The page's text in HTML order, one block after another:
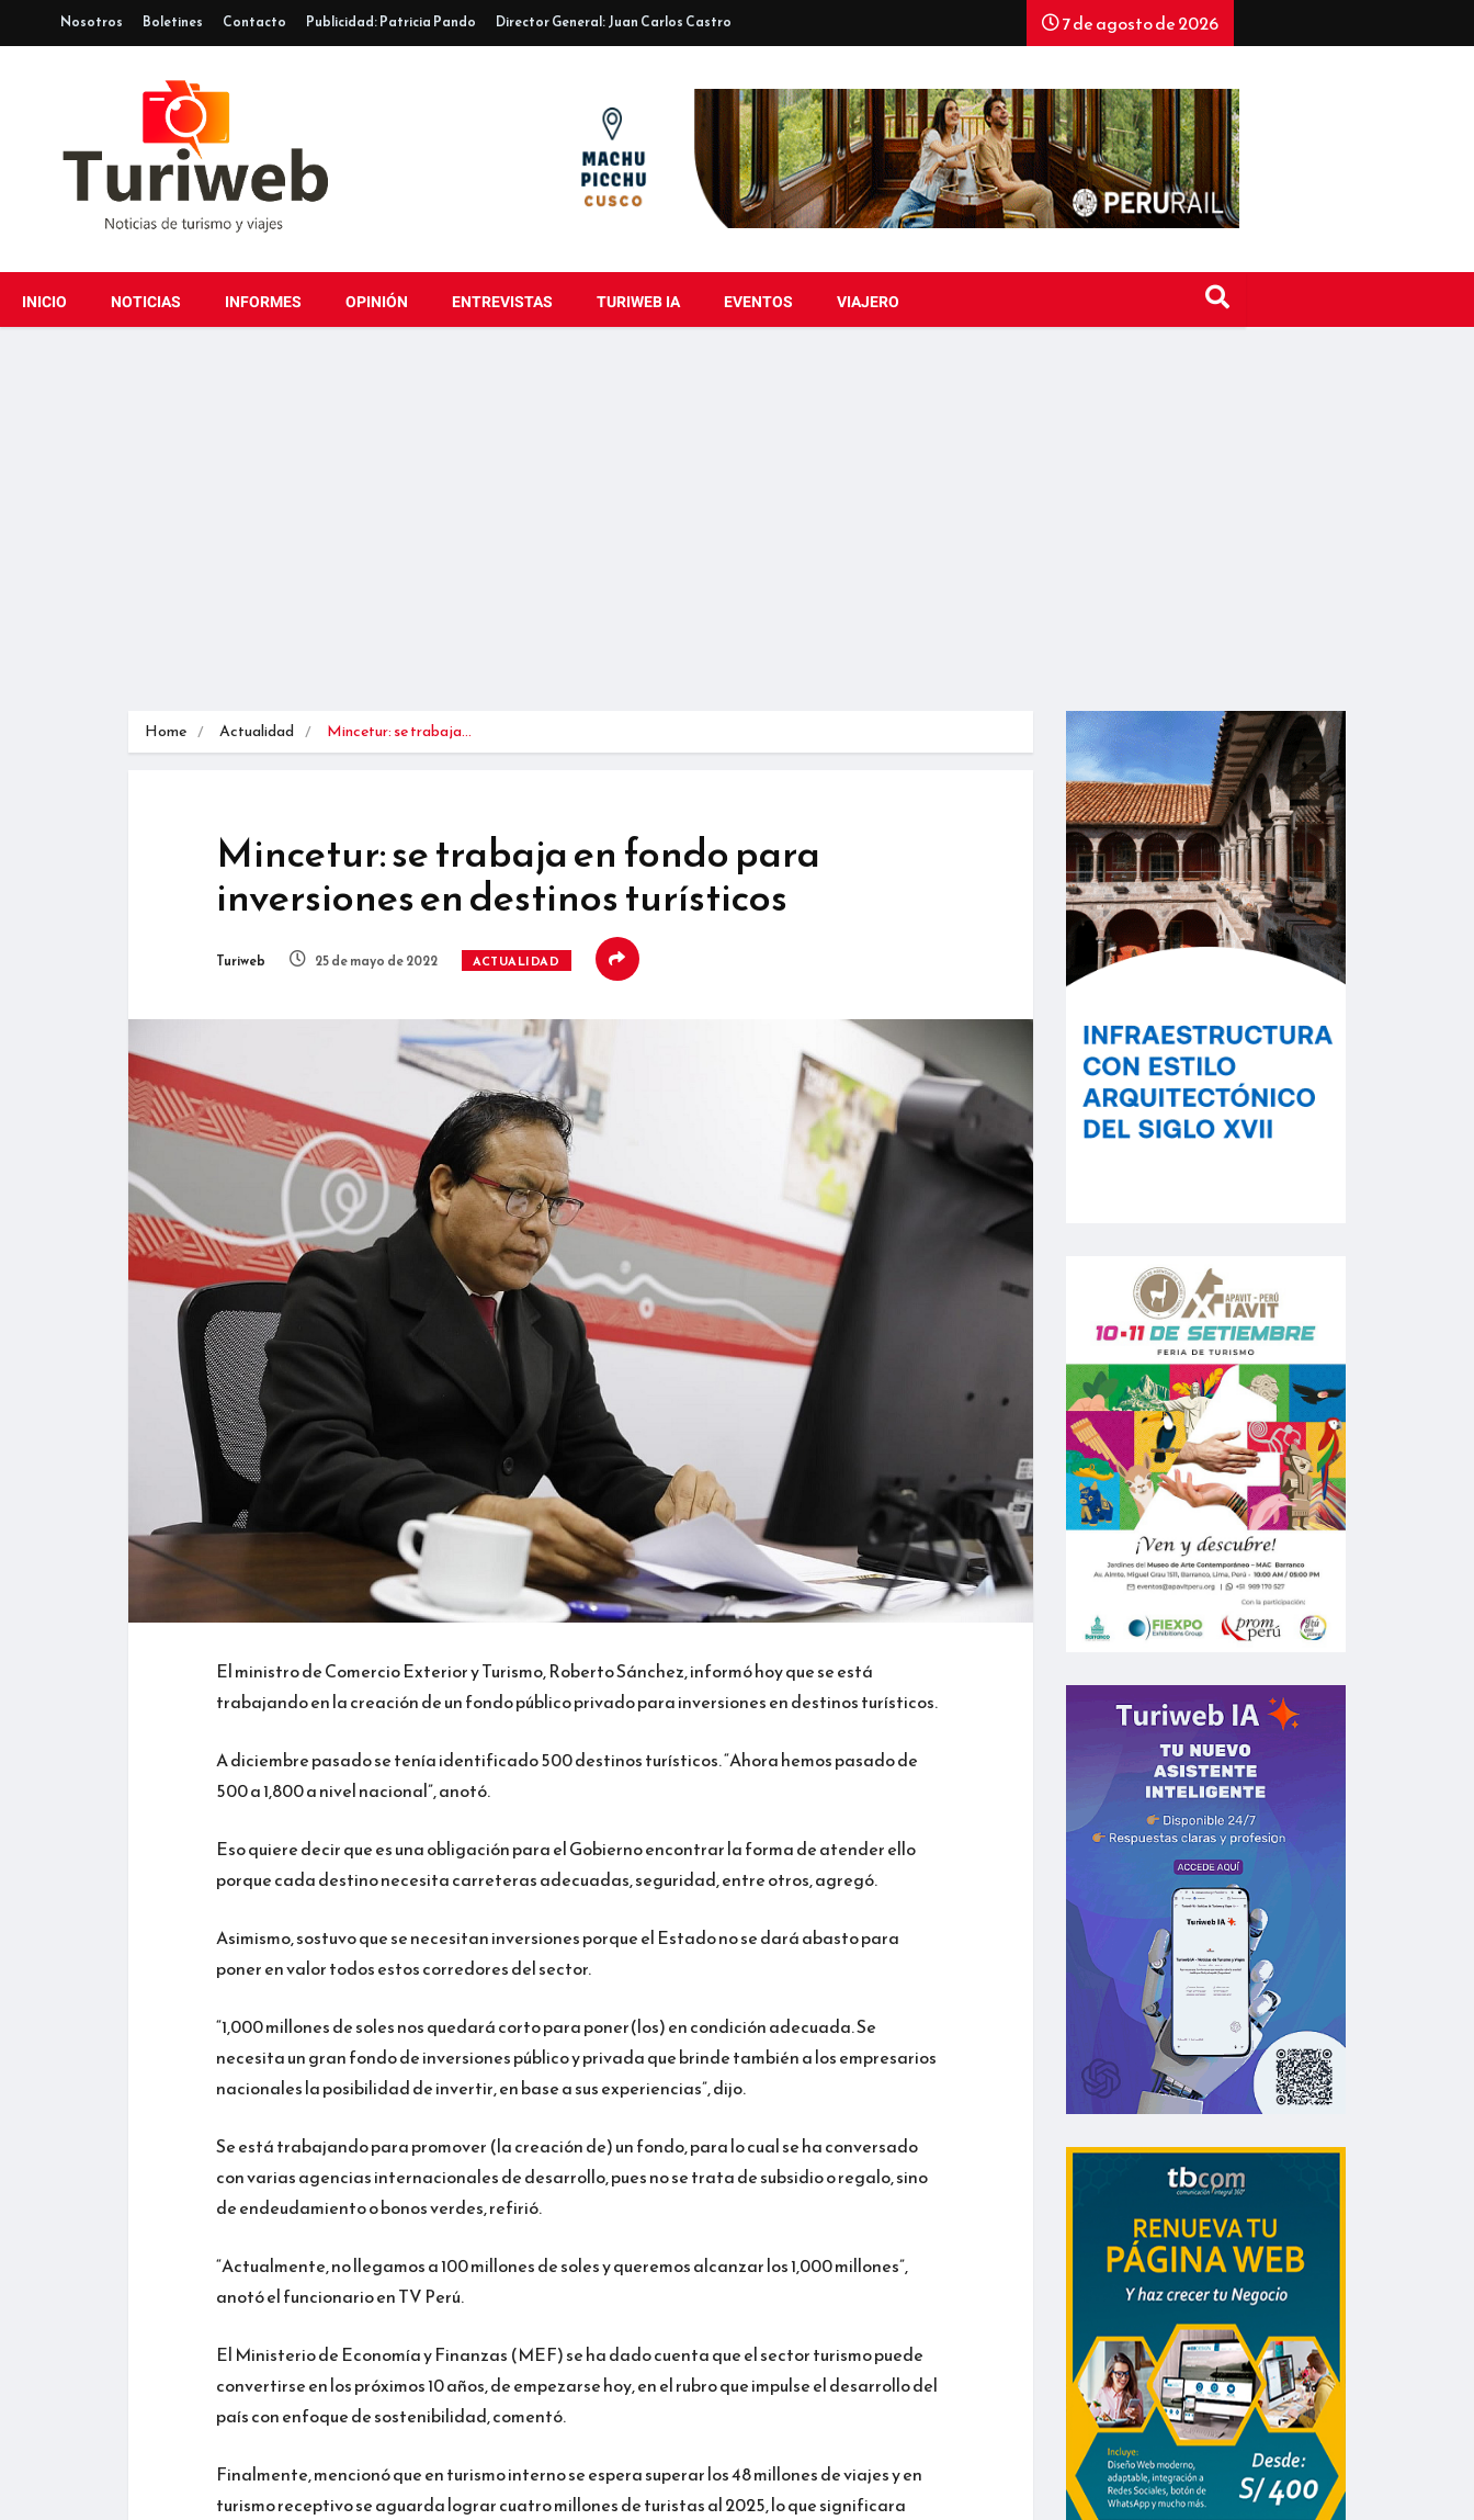
Nosotros Boletines Contacto Publicidad: Patricia Pando Director General: Juan Carlos Castro 7 de agosto de 2026
INICIO NOTICIAS INFORMES OPINIÓN ENTREVISTAS TURIWEB IA EVENTOS VIAJERO
Home Actualidad Mincetur: se trabaja…
Mincetur: se trabaja en fondo para
inversiones en destinos turísticos
Turiweb 25 de mayo de 2022 ACTUALIDAD
El ministro de Comercio Exterior y Turismo, Roberto Sánchez, informó hoy que se está
trabajando en la creación de un fondo público privado para inversiones en destinos turísticos.
A diciembre pasado se tenía identificado 500 destinos turísticos. “Ahora hemos pasado de
500 a 1,800 a nivel nacional”, anotó.
Eso quiere decir que es una obligación para el Gobierno encontrar la forma de atender ello
porque cada destino necesita carreteras adecuadas, seguridad, entre otros, agregó.
Asimismo, sostuvo que se necesitan inversiones porque el Estado no se dará abasto para
poner en valor todos estos corredores del sector.
“1,000 millones de soles nos quedará corto para poner(los) en condición adecuada. Se
necesita un gran fondo de inversiones público y privada que brinde también a los empresarios
nacionales la posibilidad de invertir, en base a sus experiencias”, dijo.
Se está trabajando para promover (la creación de) un fondo, para lo cual se ha conversado
con varias agencias internacionales de desarrollo, pues no se trata de subsidio o regalo, sino
de endeudamiento o bonos verdes, refirió.
“Actualmente, no llegamos a 100 millones de soles y queremos alcanzar los 1,000 millones”,
anotó el funcionario en TV Perú.
El Ministerio de Economía y Finanzas (MEF) se ha dado cuenta que el sector turismo puede
convertirse en los próximos 10 años, de empezarse hoy, en el rubro que impulse el desarrollo del
país con enfoque de sostenibilidad, comentó.
Finalmente, mencionó que en turismo interno se espera superar los 48 millones de viajes y en
turismo receptivo se aguarda lograr cuatro millones de turistas al 2025, lo que significara